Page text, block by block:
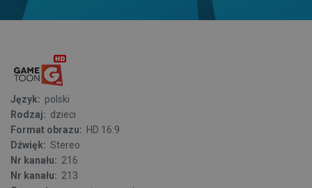
Język: polski
Rodzaj: dzieci
Format obrazu: HD 16:9
Dźwięk: Stereo
Nr kanału: 216
Nr kanału: 213